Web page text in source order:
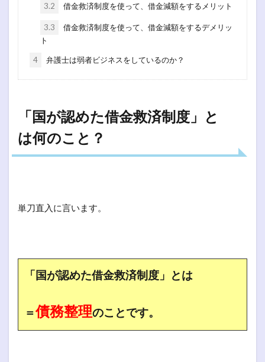
3.2 借金救済制度を使って、借金減額をするメリット
3.3
借金救済制度を使って、借金減額をするデメリッ
ト
4 弁護士は弱者ビジネスをしているのか？
「国が認めた借金救済制度」と
は何のこと？
単刀直入に言います。
「国が認めた借金救済制度」とは
＝債務整理のことです。